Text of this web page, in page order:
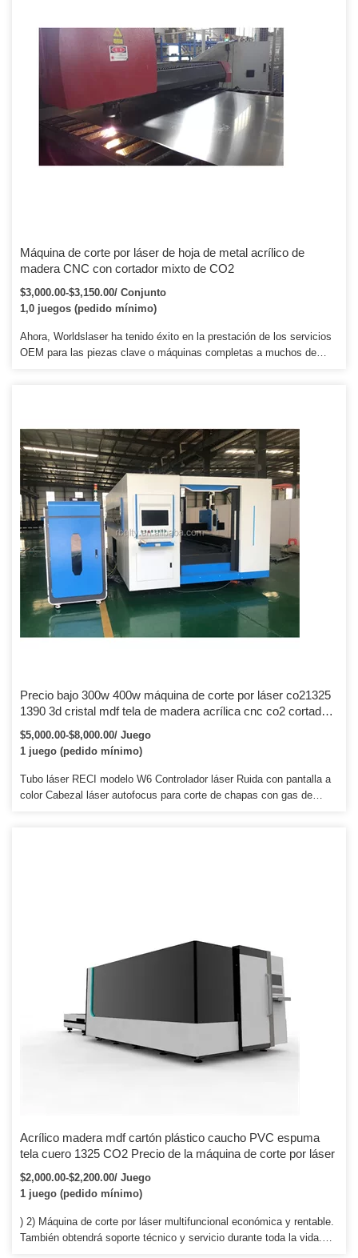
Máquina de corte por láser de hoja de metal acrílico de
madera CNC con cortador mixto de CO2
$3,000.00-$3,150.00/ Conjunto
1,0 juegos (pedido mínimo)
Ahora, Worldslaser ha tenido éxito en la prestación de los servicios
OEM para las piezas clave o máquinas completas a muchos de
ingeniero, podemos enseñarle cómo usar y mantener la máquina, y
podemos mantenernos en contacto en cualquier momento.
Precio bajo 300w 400w máquina de corte por láser co21325
1390 3d cristal mdf tela de madera acrílica cnc co2 cortador
láser máquina de grabado
$5,000.00-$8,000.00/ Juego
1 juego (pedido mínimo)
Tubo láser RECI modelo W6 Controlador láser Ruida con pantalla a
color Cabezal láser autofocus para corte de chapas con gas de
Acrílico madera mdf cartón plástico caucho PVC espuma
tela cuero 1325 CO2 Precio de la máquina de corte por láser
$2,000.00-$2,200.00/ Juego
1 juego (pedido mínimo)
) 2) Máquina de corte por láser multifuncional económica y rentable.
También obtendrá soporte técnico y servicio durante toda la vida.